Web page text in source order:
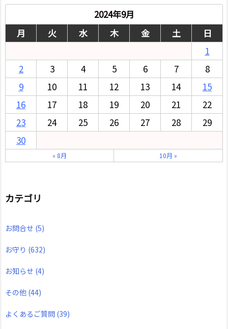
2024年9月
月
火 水 木 金 土
日
1
2
3 4 5 6 7
8
9
10 11 12 13 14
15
16
17 18 19 20 21
22
23
24 25 26 27 28
29
30
« 8月 10月 »
カテゴリ
お問合せ (5)
お守り (632)
お知らせ (4)
その他 (44)
よくあるご質問 (39)